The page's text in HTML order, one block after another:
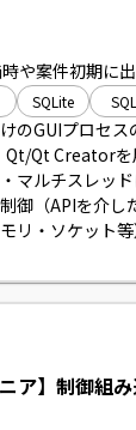
や案件初期に
SQLite SQL
のGUIプロセ
Qt Creatorを
マルチスレッ
御（APIを介し
リ・ソケット
、並びに基本設
きます。
ア】制御組